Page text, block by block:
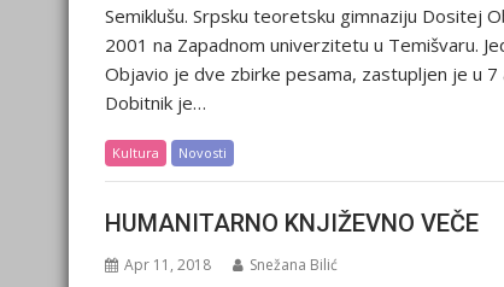
Semiklušu. Srpsku teoretsku gimnaziju Dositej
2001 na Zapadnom univerzitetu u Temišvaru.
Objavio je dve zbirke pesama, zastupljen je u
Dobitnik je…
Kultura Novosti
HUMANITARNO KNJIŽEVNO VEČE
Apr 11, 2018 Snežana Bilić